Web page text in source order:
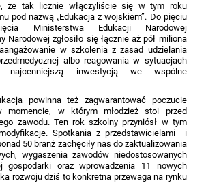
że tak licznie włączyliście się w tym roku
pod nazwą „Edukacja z wojskiem”. Do pięciu
Ministerstwa Edukacji Narodowej
Narodowej zgłosiło się łącznie aż pół miliona
w szkolenia z zasad udzielania
albo reagowania w sytuacjach
najcenniejszą inwestycją we wspólne
powinna też zagwarantować poczucie
momencie, w którym młodzież stoi przed
zawodu. Ten rok szkolny przyniósł w tym
Spotkania z przedstawicielami i
50 branż zachęciły nas do zaktualizowania
wygaszenia zawodów niedostosowanych
gospodarki oraz wprowadzenia 11 nowych
rozwoju dziś to konkretna przewaga na rynku